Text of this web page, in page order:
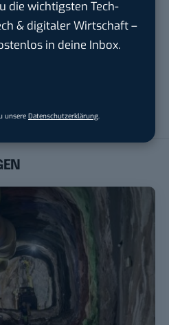
die wichtigsten Tech-
& digitaler Wirtschaft –
in deine Inbox.
unsere Datenschutzerklärung
Technologien gerne aus,
.